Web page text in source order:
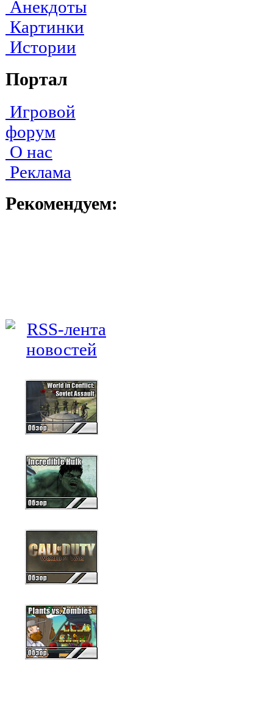
Анекдоты
Картинки
Истории
Портал
Игровой
форум
О нас
Реклама
Рекомендуем: